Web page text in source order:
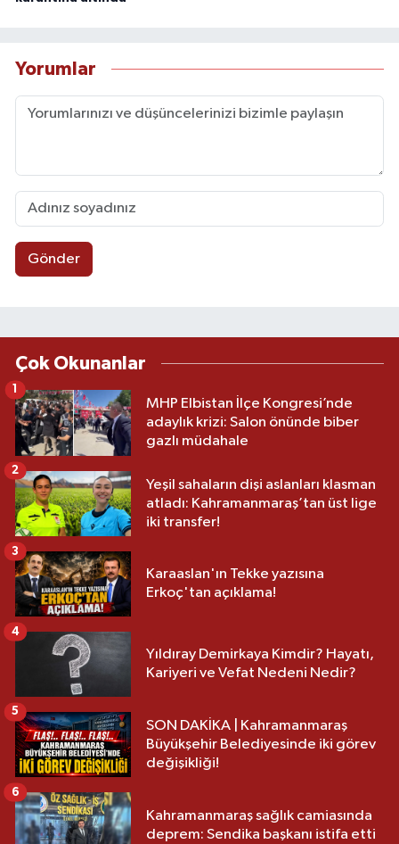
Yorumlar
Gönder
Çok Okunanlar
MHP Elbistan İlçe Kongresi’nde
adaylık krizi: Salon önünde biber
gazlı müdahale
Yeşil sahaların dişi aslanları klasman
atladı: Kahramanmaraş’tan üst lige
iki transfer!
2
Karaaslan'ın Tekke yazısına
Erkoç'tan açıklama!
3
Yıldıray Demirkaya Kimdir? Hayatı,
Kariyeri ve Vefat Nedeni Nedir?
4
SON DAKİKA | Kahramanmaraş
Büyükşehir Belediyesinde iki görev
değişikliği!
5
Kahramanmaraş sağlık camiasında
deprem: Sendika başkanı istifa etti
6